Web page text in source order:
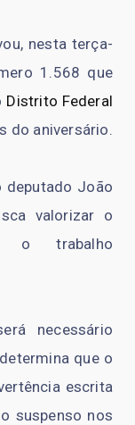
nesta terça-
1.568 que
Distrito Federal
do aniversário.
deputado João
valorizar o
o trabalho
necessário
que o
escrita
suspenso nos